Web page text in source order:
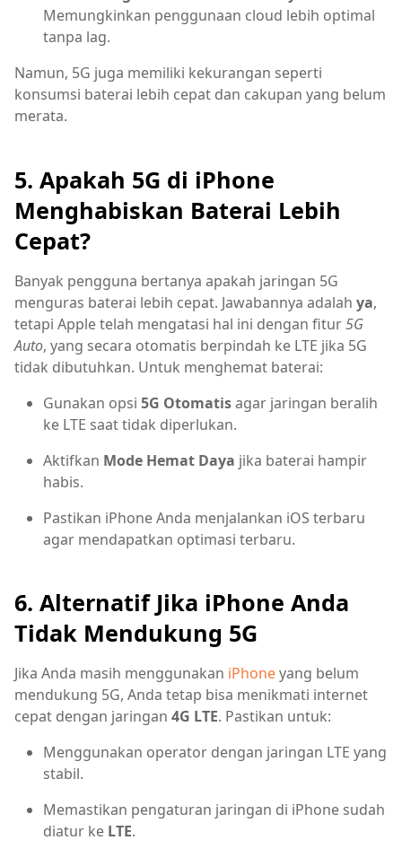
Memungkinkan penggunaan cloud lebih optimal
tanpa lag.
Namun, 5G juga memiliki kekurangan seperti
konsumsi baterai lebih cepat dan cakupan yang belum
merata.
5. Apakah 5G di iPhone
Menghabiskan Baterai Lebih
Cepat?
Banyak pengguna bertanya apakah jaringan 5G
menguras baterai lebih cepat. Jawabannya adalah ya,
tetapi Apple telah mengatasi hal ini dengan fitur5G
Auto, yang secara otomatis berpindah ke LTE jika 5G
tidak dibutuhkan. Untuk menghemat baterai:
Gunakan opsi 5G Otomatisagar jaringan beralih
ke LTE saat tidak diperlukan.
Aktifkan Mode Hemat Daya jika baterai hampir
habis.
Pastikan iPhone Anda menjalankan iOS terbaru
agar mendapatkan optimasi terbaru.
6. Alternatif Jika iPhone Anda
Tidak Mendukung 5G
Jika Anda masih menggunakan iPhoneyang belum
mendukung 5G, Anda tetap bisa menikmati internet
cepat dengan jaringan 4G LTE. Pastikan untuk:
Menggunakan operator dengan jaringan LTE yang
stabil.
Memastikan pengaturan jaringan di iPhone sudah
diatur ke LTE.